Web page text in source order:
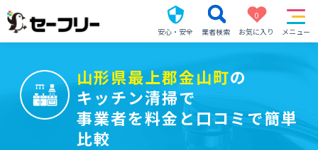
安心・安全 業者検索
0
お気に入り
メニュー
山形県最上郡金山町の
キッチン清掃で
事業者を料金と口コミで簡単
比較